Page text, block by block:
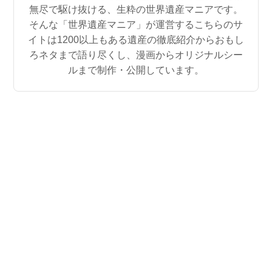
無尽で駆け抜ける、生粋の世界遺産マニアです。
そんな「世界遺産マニア」が運営するこちらのサ
イトは1200以上もある遺産の徹底紹介からおもし
ろネタまで語り尽くし、漫画からオリジナルシー
ルまで制作・公開しています。